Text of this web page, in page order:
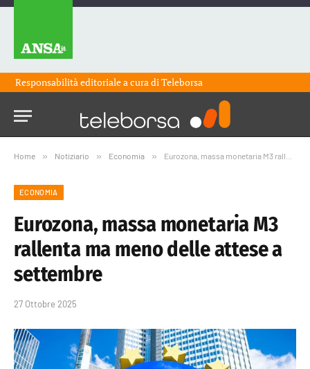
Responsabilità editoriale a cura diTeleborsa
Home » Notiziario » Economia » Eurozona, massa monetaria M3 rallenta ma meno delle attese a settembre
ECONOMIA
Eurozona, massa monetaria M3
rallenta ma meno delle attese a
settembre
27 Ottobre 2025